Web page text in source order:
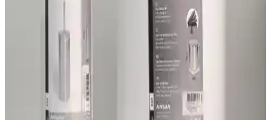
Primanova'nın LENOX seti, modern tasarımı ve dayanıklı
malzemesiyle banyolarınıza şıklık ve fonksiyonellik getiriyor. Bej
renk seçeneğiyle estetik ve kullanışlı bu set, pratik ve şık bir banyo
Arbu Home ve Metropolavm Çöp Kovaları
Karşılaştırması: Özellikler ve Kullanıcı Yorumları
İki popüler mutfak çöp kovasını detaylı karşılaştırıyoruz. Arbu
Home'un 15 litrelik şık ve dayanıklı modeli ile Metropolavm'in